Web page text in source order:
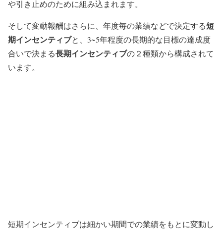
や引き止めのために組み込まれます。
そして変動報酬はさらに、年度毎の業績などで決定する短
期インセンティブと、3~5年程度の長期的な目標の達成度
合いで決まる長期インセンティブの２種類から構成されて
います。
短期インセンティブは細かい期間での業績をもとに変動し